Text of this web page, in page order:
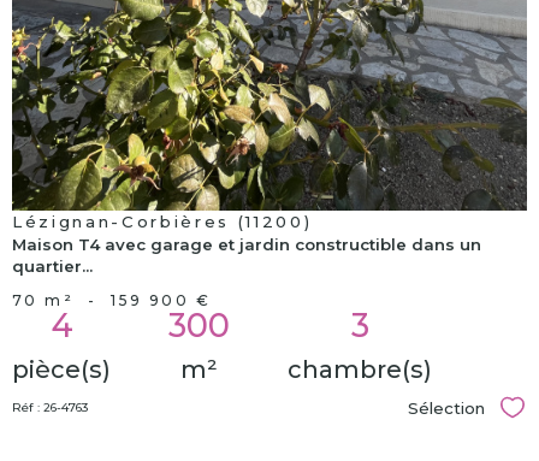
Lézignan-Corbières (11200)
Maison T4 avec garage et jardin constructible dans un
quartier...
70 m² - 159 900 €
4
pièce(s)
300
m²
3
chambre(s)
Réf : 26-4763 Sélection